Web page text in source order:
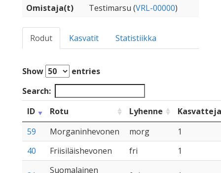
Omistaja(t)
Testimarsu (VRL-00000)
Rodut Kasvatit Statistiikka
Show
entries
Search:
ID
Rotu Lyhenne
Kasvatteja
59
Morganinhevonen morg
1
40
Friisiläishevonen fri 1
Suomalainen